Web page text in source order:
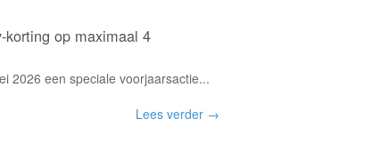
korting op maximaal 4
2026 een speciale voorjaarsactie...
Lees verder →